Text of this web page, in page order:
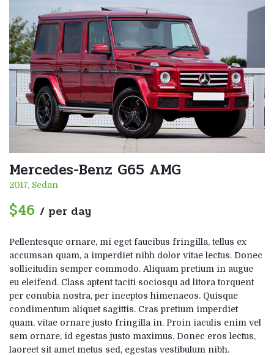
Mercedes-Benz G65 AMG
2017, Sedan
$46 / per day
Pellentesque ornare, mi eget faucibus fringilla, tellus ex
accumsan quam, a imperdiet nibh dolor vitae lectus. Donec
sollicitudin semper commodo. Aliquam pretium in augue
eu eleifend. Class aptent taciti sociosqu ad litora torquent
per conubia nostra, per inceptos himenaeos. Quisque
condimentum aliquet sagittis. Cras pretium imperdiet
quam, vitae ornare justo fringilla in. Proin iaculis enim vel
sem ornare, id egestas justo maximus. Donec eros lectus,
laoreet sit amet metus sed, egestas vestibulum nibh.